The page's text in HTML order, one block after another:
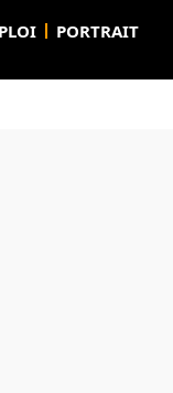
PORTRAIT